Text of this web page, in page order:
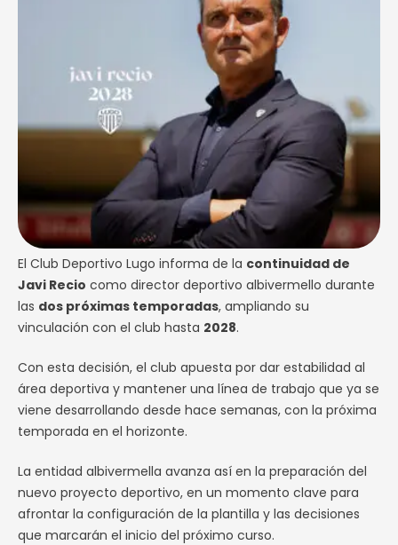
El Club Deportivo Lugo informa de la continuidad de
Javi Recio como director deportivo albivermello durante
las dos próximas temporadas, ampliando su
vinculación con el club hasta 2028.
Con esta decisión, el club apuesta por dar estabilidad al
área deportiva y mantener una línea de trabajo que ya se
viene desarrollando desde hace semanas, con la próxima
temporada en el horizonte.
La entidad albivermella avanza así en la preparación del
nuevo proyecto deportivo, en un momento clave para
afrontar la configuración de la plantilla y las decisiones
que marcarán el inicio del próximo curso.